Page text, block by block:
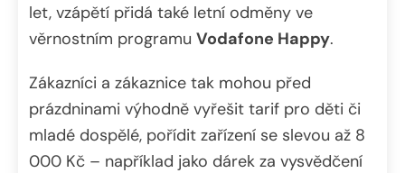
let, vzápětí přidá také letní odměny ve
věrnostním programu Vodafone Happy.
Zákazníci a zákaznice tak mohou před
prázdninami výhodně vyřešit tarif pro děti či
mladé dospělé, pořídit zařízení se slevou až 8
000 Kč – například jako dárek za vysvědčení